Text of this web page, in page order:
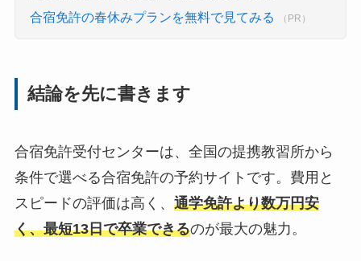
合宿免許の春休みプランを無料で見てみる （PR）
結論を先に書きます
合宿免許受付センターは、全国の提携教習所から
条件で選べる合宿免許の予約サイトです。費用と
スピードの評価は高く、 通学免許より数万円安
く、最短13日で卒業できるのが最大の魅力。